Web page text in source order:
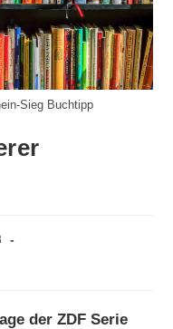
Sieg Buchtipp
der ZDF Serie